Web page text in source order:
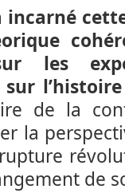
incarné
sur les
sur
de la
la
de